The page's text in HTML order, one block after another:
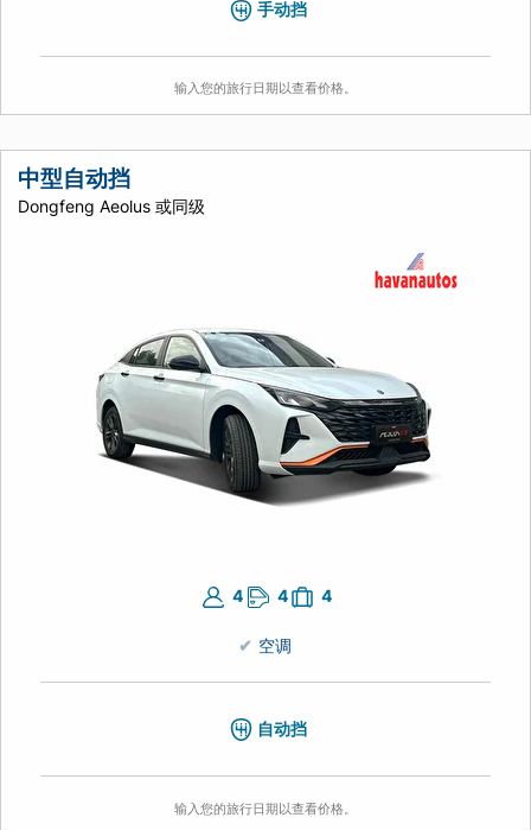
手动挡
输入您的旅行日期以查看价格。
中型自动挡
Dongfeng Aeolus 或同级
4 4 4
空调
自动挡
输入您的旅行日期以查看价格。